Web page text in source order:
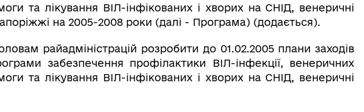
та лікування ВІЛ-інфікованих і хворих на СНІД, венеричні
на 2005-2008 роки (далі - Програма) (додається).
райадміністрацій розробити до 01.02.2005 плани заходів
забезпечення профілактики ВІЛ-інфекції, венеричних
та лікування ВІЛ-інфікованих і хворих на СНІД, венеричні